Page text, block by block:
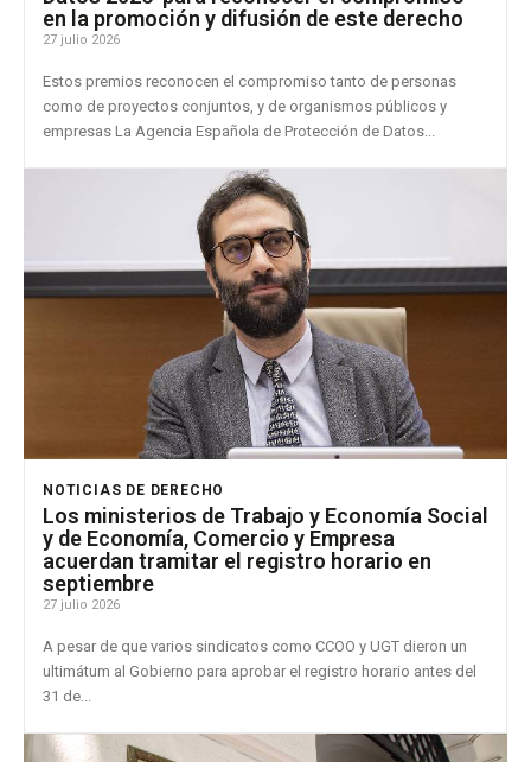
en la promoción y difusión de este derecho
27 julio 2026
Estos premios reconocen el compromiso tanto de personas
como de proyectos conjuntos, y de organismos públicos y
empresas La Agencia Española de Protección de Datos...
NOTICIAS DE DERECHO
Los ministerios de Trabajo y Economía Social
y de Economía, Comercio y Empresa
acuerdan tramitar el registro horario en
septiembre
27 julio 2026
A pesar de que varios sindicatos como CCOO y UGT dieron un
ultimátum al Gobierno para aprobar el registro horario antes del
31 de...